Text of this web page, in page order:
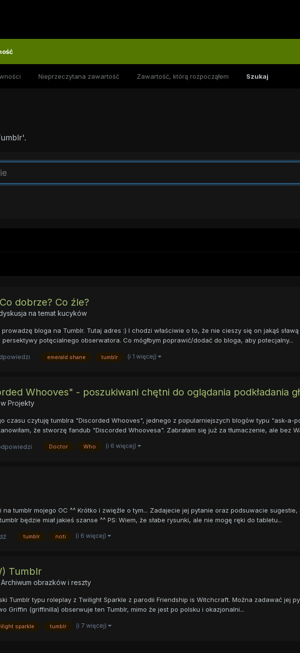
Nieprzeczytana zawartość Zawartość, którą rozpocząłem Szukaj
dobrze? Co źle?
na temat kucyków
bloga na Tumblr. Tutaj adres :) I chodzi właściwie o to, że nie cieszy się on jakąś
potęcialnego obserwatora. Co mógłbym poprawić/dodać do bloga, aby potecjalny...
emerald shane tumblr (i 1 więcej)
Whooves" - poszukiwani chętni do oglądania podkładania
w Projekty
czasu czytuję tumblra "Discorded Whooves", jednego z popularniejszych blogów typu "ask-
że stworzę fandub "Discorded Whoovesa". Zabrałam się już za tłumaczenie, ale bez
Doctor Who (i 6 więcej)
na tumblr mojego OC ^^ Krótko i zwięźle o tym... Zadajecie jej pytanie oraz podsuwacie
będzie miał jakieś szanse ^^ PS: Wiem, że słabe rysunki, ale nie mogę ręki do tabletu...
tumblr noti (i 6 więcej)
Tumblr
Archiwum obrazków i reszty
Tumblr typu roleplay z Twilight Sparkle z parodii Friendship is Witchcraft. Można zadawać jej
Griffin (griffinilla) obserwuje ten Tumblr, mimo że jest po polsku i okazjonalni...
sparkle tumblr (i 7 więcej)